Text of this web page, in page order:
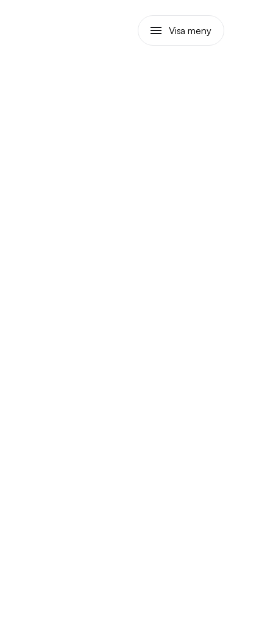
Visa meny